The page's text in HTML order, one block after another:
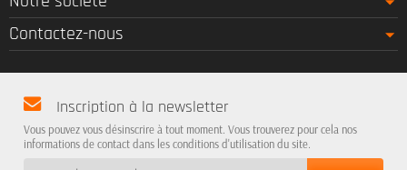
Contactez-nous
Inscription à la newsletter
Vous pouvez vous désinscrire à tout moment. Vous trouverez pour cela nos
informations de contact dans les conditions d'utilisation du site.